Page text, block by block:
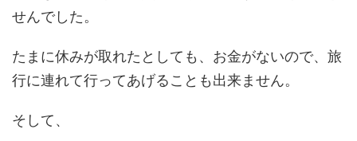
せんでした。
たまに休みが取れたとしても、お金がないので、旅
行に連れて行ってあげることも出来ません。
そして、